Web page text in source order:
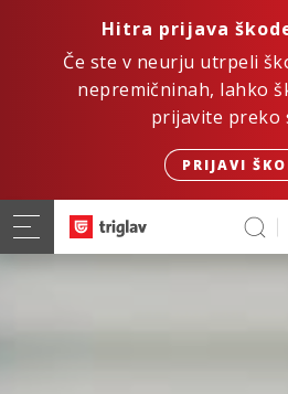
Hitra prijava
Če ste v neurju utrpeli
nepremičninah, lahko
prijavite preko
PRIJAVI